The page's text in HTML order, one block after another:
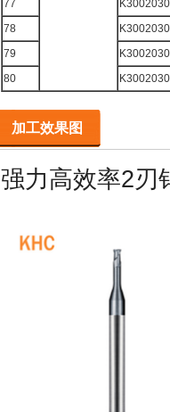
77
78
79
80
加工效果图
强力高效率2刃